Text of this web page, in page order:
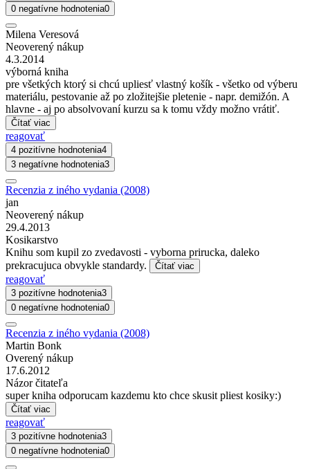
0 negatívne hodnotenia0
Milena Veresová
Neoverený nákup
4.3.2014
výborná kniha
pre všetkých ktorý si chcú upliesť vlastný košík - všetko od výberu
materiálu, pestovanie až po zložitejšie pletenie - napr. demižón. A
hlavne - aj po absolvovaní kurzu sa k tomu vždy možno vrátiť.
Čítať viac
reagovať
4 pozitívne hodnotenia4
3 negatívne hodnotenia3
Recenzia z iného vydania (2008)
jan
Neoverený nákup
29.4.2013
Kosikarstvo
Knihu som kupil zo zvedavosti - vyborna prirucka, daleko
prekracujuca obvykle standardy.
Čítať viac
reagovať
3 pozitívne hodnotenia3
0 negatívne hodnotenia0
Recenzia z iného vydania (2008)
Martin Bonk
Overený nákup
17.6.2012
Názor čitateľa
super kniha odporucam kazdemu kto chce skusit pliest kosiky:)
Čítať viac
reagovať
3 pozitívne hodnotenia3
0 negatívne hodnotenia0